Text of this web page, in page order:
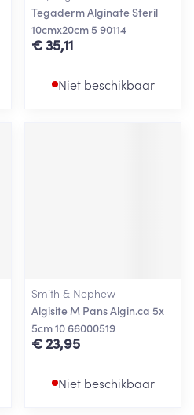
Tegaderm Alginate Steril
10cmx20cm 5 90114
€ 35,11
Niet beschikbaar
Smith & Nephew
Algisite M Pans Algin.ca 5x
5cm 10 66000519
€ 23,95
Niet beschikbaar